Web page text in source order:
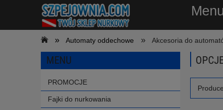
» Automaty oddechowe » Akcesoria do
MENU
PROMOCJE
Fajki do nurkowania